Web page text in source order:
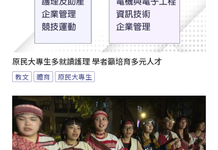
原民大專生多就讀護理 學者籲培育多元人才
教文 體育 原民大專生